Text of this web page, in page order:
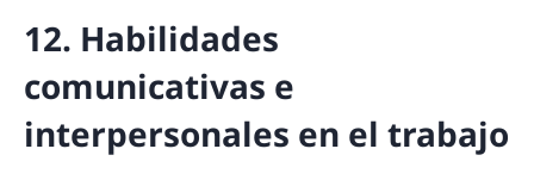
12. Habilidades
comunicativas e
interpersonales en el trabajo